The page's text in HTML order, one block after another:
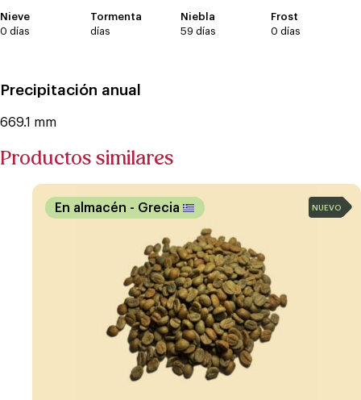
Nieve
0 días
Tormenta
días
Niebla
59 días
Frost
0 días
Precipitación anual
669.1 mm
Productos similares
En almacén - Grecia NUEVO